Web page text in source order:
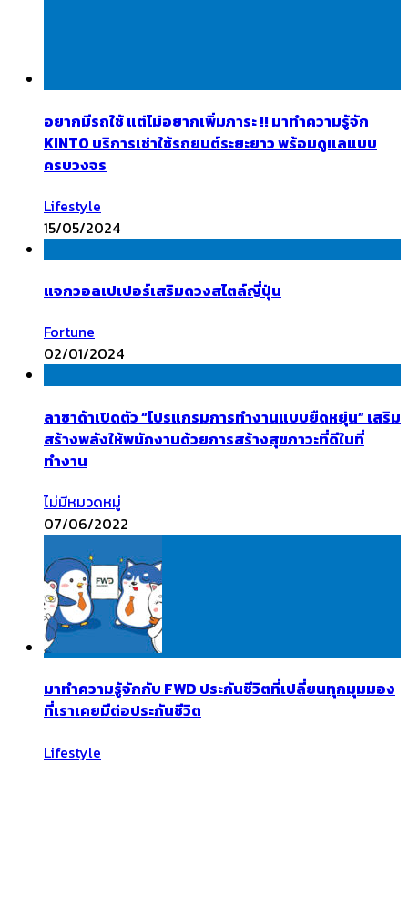
อยากมีรถใช้ แต่ไม่อยากเพิ่มภาระ !! มาทำความรู้จัก
KINTO บริการเช่าใช้รถยนต์ระยะยาว พร้อมดูแลแบบ
ครบวงจร
Lifestyle
15/05/2024
แจกวอลเปเปอร์เสริมดวงสไตล์ญี่ปุ่น
Fortune
02/01/2024
ลาซาด้าเปิดตัว “โปรแกรมการทำงานแบบยืดหยุ่น” เสริม
สร้างพลังให้พนักงานด้วยการสร้างสุขภาวะที่ดีในที่
ทำงาน
ไม่มีหมวดหมู่
07/06/2022
มาทำความรู้จักกับ FWD ประกันชีวิตที่เปลี่ยนทุกมุมมอง
ที่เราเคยมีต่อประกันชีวิต
Lifestyle